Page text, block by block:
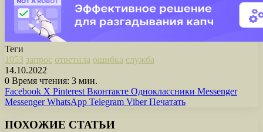
Теги
1053 запрос ответила ошибка служба
14.10.2022
0 Время чтения: 3 мин.
Facebook X Pinterest Вконтакте Одноклассники Messenger
Messenger WhatsApp Telegram Viber Печатать
ПОХОЖИЕ СТАТЬИ